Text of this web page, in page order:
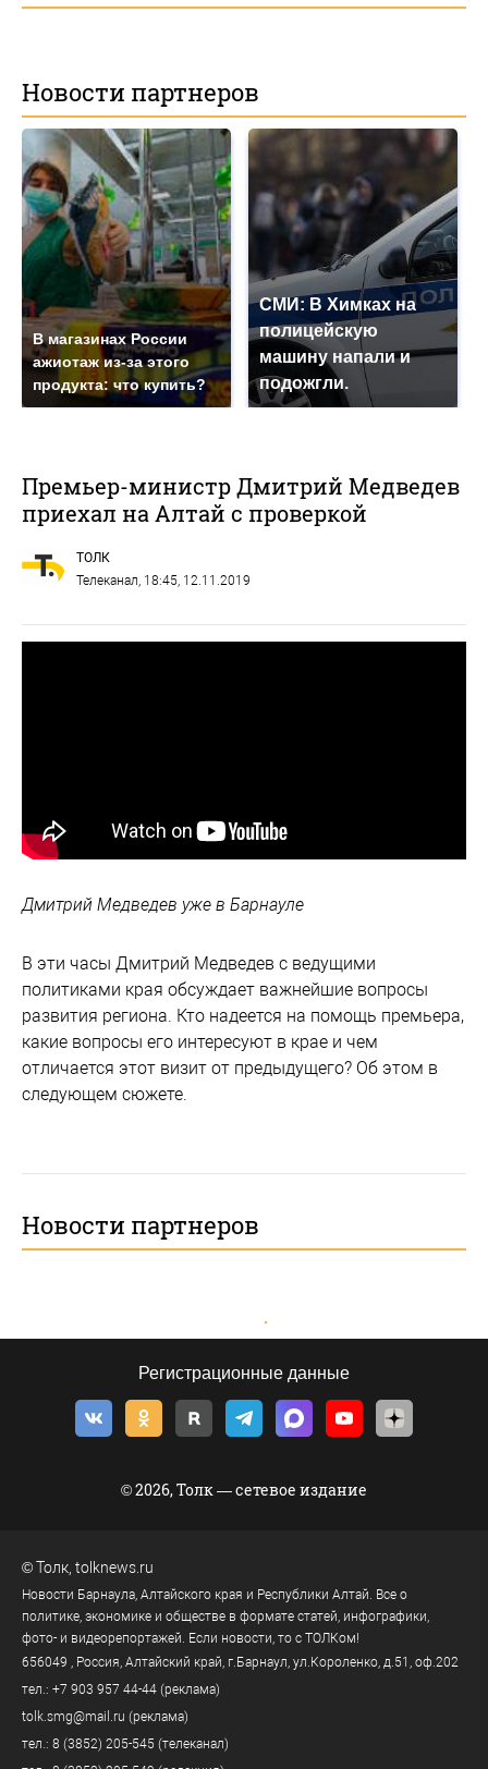
Новости партнеров
В магазинах России
ажиотаж из-за этого
продукта: что купить?
СМИ: В Химках на
полицейскую
машину напали и
подожгли.
Премьер-министр Дмитрий Медведев
приехал на Алтай с проверкой
ТОЛК
Телеканал, 18:45, 12.11.2019
Дмитрий Медведев уже в Барнауле
В эти часы Дмитрий Медведев с ведущими
политиками края обсуждает важнейшие вопросы
развития региона. Кто надеется на помощь премьера,
какие вопросы его интересуют в крае и чем
отличается этот визит от предыдущего? Об этом в
следующем сюжете.
Новости партнеров
Регистрационные данные
© 2026, Толк — сетевое издание
©Толк tolknews.ru
Новости Барнаула, Алтайского края и Республики Алтай. Все о
политике, экономике и обществе в формате статей, инфографики,
фото- и видеорепортажей. Если новости, то с ТОЛКом!
656049 , Россия, Алтайский край, г.Барнаул, ул.Короленко, д.51, оф.202
тел.: +7 903 957 44-44 (реклама)
tolk.smg@mail.ru (реклама)
тел.: 8 (3852) 205-545 (телеканал)